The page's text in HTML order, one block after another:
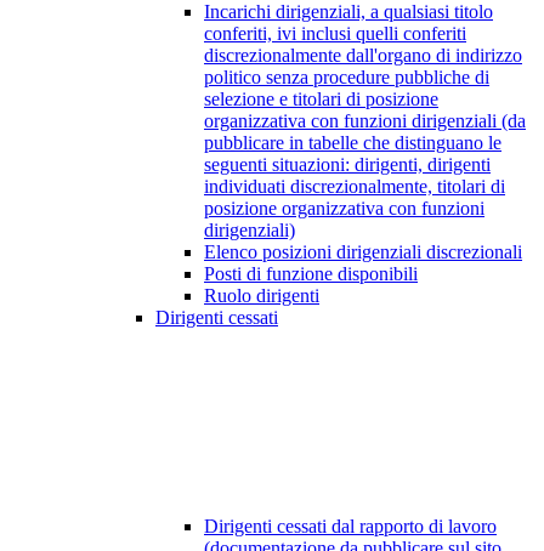
Incarichi dirigenziali, a qualsiasi titolo
conferiti, ivi inclusi quelli conferiti
discrezionalmente dall'organo di indirizzo
politico senza procedure pubbliche di
selezione e titolari di posizione
organizzativa con funzioni dirigenziali (da
pubblicare in tabelle che distinguano le
seguenti situazioni: dirigenti, dirigenti
individuati discrezionalmente, titolari di
posizione organizzativa con funzioni
dirigenziali)
Elenco posizioni dirigenziali discrezionali
Posti di funzione disponibili
Ruolo dirigenti
Dirigenti cessati
Dirigenti cessati dal rapporto di lavoro